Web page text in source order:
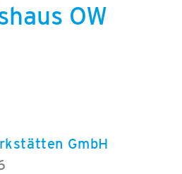
OW
GmbH